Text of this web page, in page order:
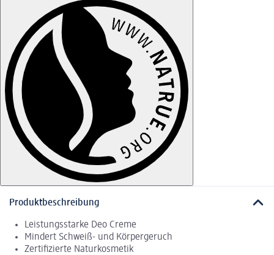
Produktbeschreibung
Leistungsstarke Deo Creme
Mindert Schweiß- und Körpergeruch
Zertifizierte Naturkosmetik